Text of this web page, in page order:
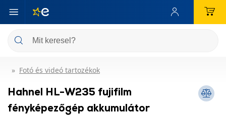
Fotó és videó tartozékok
Hahnel HL-W235 fujifilm
fényképezőgép akkumulátor